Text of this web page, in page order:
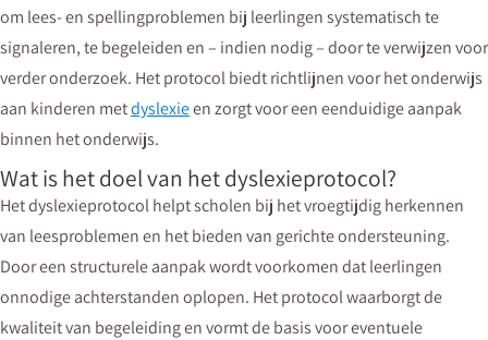
om lees- en spellingproblemen bij leerlingen systematisch te
signaleren, te begeleiden en – indien nodig – door te verwijzen voor
verder onderzoek. Het protocol biedt richtlijnen voor het onderwijs
aan kinderen metdyslexieen zorgt voor een eenduidige aanpak
binnen het onderwijs.
Wat is het doel van het dyslexieprotocol?
Het dyslexieprotocol helpt scholen bij het vroegtijdig herkennen
van leesproblemen en het bieden van gerichte ondersteuning.
Door een structurele aanpak wordt voorkomen dat leerlingen
onnodige achterstanden oplopen. Het protocol waarborgt de
kwaliteit van begeleiding en vormt de basis voor eventuele